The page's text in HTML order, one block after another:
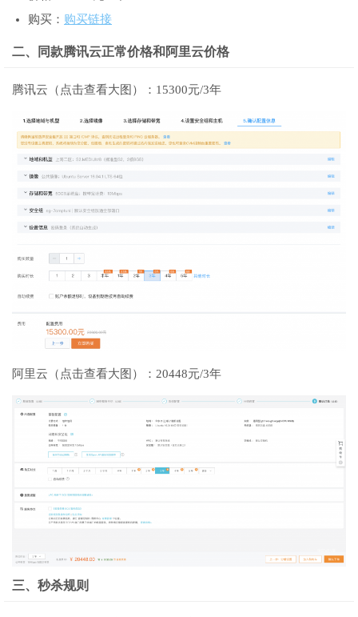
购买： 购买链接
二、同款腾讯云正常价格和阿里云价格
腾讯云（点击查看大图）：15300元/3年
阿里云（点击查看大图）：20448元/3年
三、秒杀规则